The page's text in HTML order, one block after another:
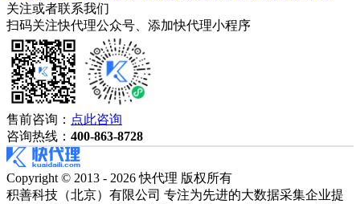
关注或者联系我们
扫码关注快代理公众号、添加快代理小程序
售前咨询： 点此咨询
咨询热线： 400-863-8728
Copyright © 2013 - 2026 快代理 版权所有
积善科技（北京）有限公司 专注为先进的大数据采集企业提